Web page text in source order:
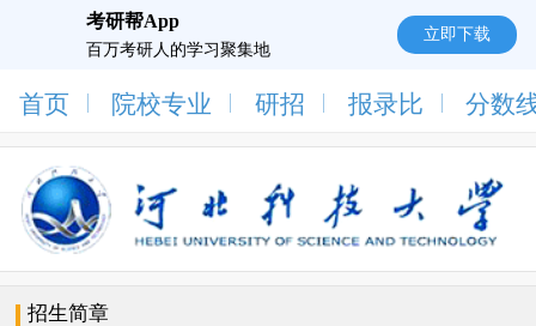
考研帮App
百万考研人的学习聚集地
立即下载
首页 院校专业 研招 报录比 分数
招生简章